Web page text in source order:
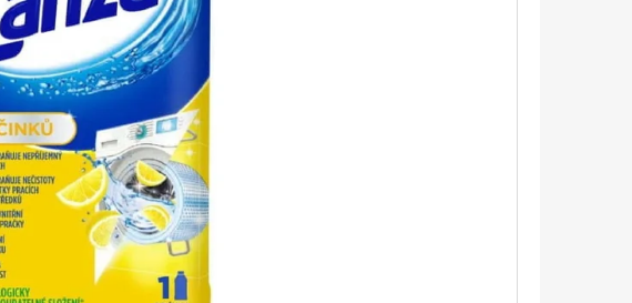
BABA SPRCHOVÝ GÉL ANTIBAKTERIÁLNY
400ML
€1,98